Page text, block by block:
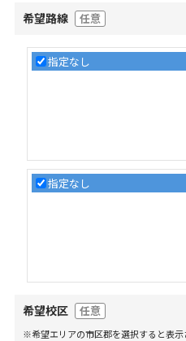
希望路線 任意
指定なし
指定なし
希望校区 任意
※希望エリアの市区郡を選択すると表示